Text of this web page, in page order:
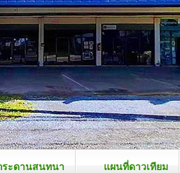
ระดานสนทนา แผนที่ดาวเทียม